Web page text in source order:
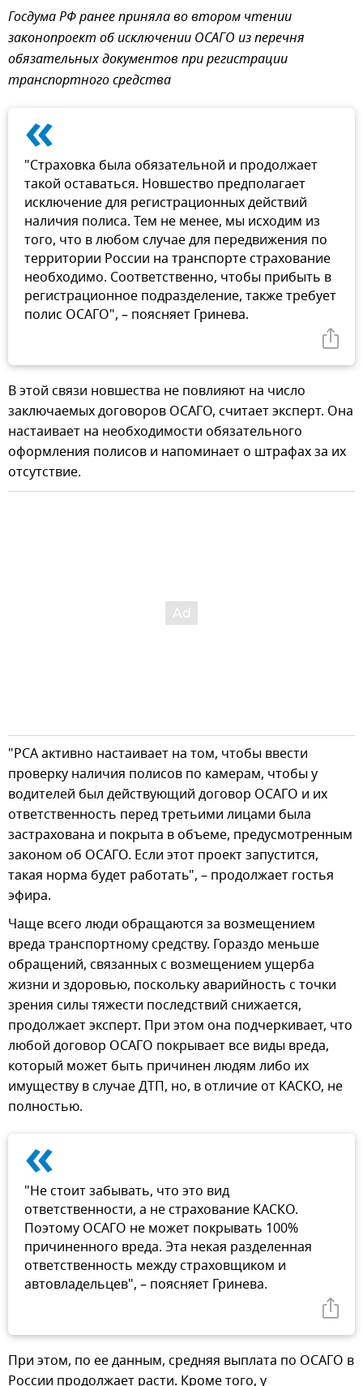
Госдума РФ ранее приняла во втором чтении
законопроект об исключении ОСАГО из перечня
обязательных документов при регистрации
транспортного средства
«
"Страховка была обязательной и продолжает
такой оставаться. Новшество предполагает
исключение для регистрационных действий
наличия полиса. Тем не менее, мы исходим из
того, что в любом случае для передвижения по
территории России на транспорте страхование
необходимо. Соответственно, чтобы прибыть в
регистрационное подразделение, также требует
полис ОСАГО", – поясняет Гринева.
В этой связи новшества не повлияют на число
заключаемых договоров ОСАГО, считает эксперт. Она
настаивает на необходимости обязательного
оформления полисов и напоминает о штрафах за их
отсутствие.
"РСА активно настаивает на том, чтобы ввести
проверку наличия полисов по камерам, чтобы у
водителей был действующий договор ОСАГО и их
ответственность перед третьими лицами была
застрахована и покрыта в объеме, предусмотренным
законом об ОСАГО. Если этот проект запустится,
такая норма будет работать", – продолжает гостья
эфира.
Чаще всего люди обращаются за возмещением
вреда транспортному средству. Гораздо меньше
обращений, связанных с возмещением ущерба
жизни и здоровью, поскольку аварийность с точки
зрения силы тяжести последствий снижается,
продолжает эксперт. При этом она подчеркивает, что
любой договор ОСАГО покрывает все виды вреда,
который может быть причинен людям либо их
имуществу в случае ДТП, но, в отличие от КАСКО, не
полностью.
«
"Не стоит забывать, что это вид
ответственности, а не страхование КАСКО.
Поэтому ОСАГО не может покрывать 100%
причиненного вреда. Эта некая разделенная
ответственность между страховщиком и
автовладельцев", – поясняет Гринева.
При этом, по ее данным, средняя выплата по ОСАГО в
России продолжает расти. Кроме того, у